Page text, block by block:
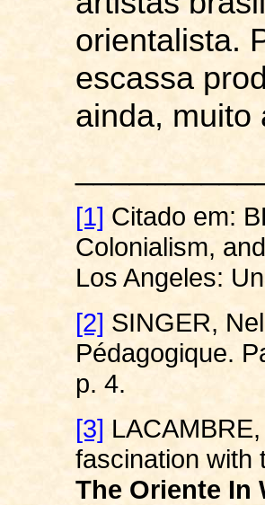
orientalista.
escassa
ainda, muito
[1] Citado em:
Colonialism,
Los Angeles:
[2] SINGER,
Pédagogique.
p. 4.
[3] LACAMBRE,
fascination with
The OrienteIn